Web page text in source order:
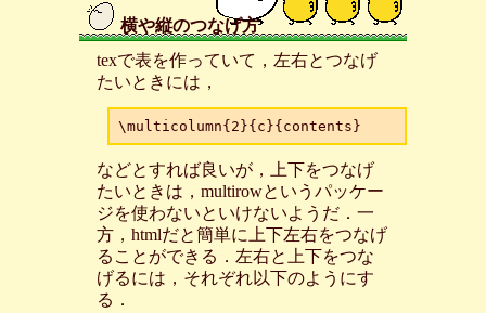
横や縦のつなげ方
texで表を作っていて，左右とつなげ
たいときには，
などとすれば良いが，上下をつなげ
たいときは，multirowというパッケー
ジを使わないといけないようだ．一
方，htmlだと簡単に上下左右をつなげ
ることができる．左右と上下をつな
げるには，それぞれ以下のようにす
る．